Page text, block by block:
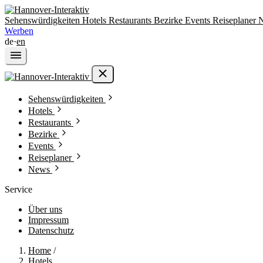
Sehenswürdigkeiten Hotels Restaurants Bezirke Events Reiseplaner
Werben
de·en
Sehenswürdigkeiten
Hotels
Restaurants
Bezirke
Events
Reiseplaner
News
Service
Über uns
Impressum
Datenschutz
Home /
Hotels